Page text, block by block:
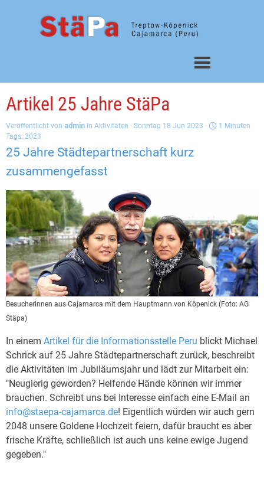
Menü überspringen
Artikel 25 Jahre StäPa
Veröffentlicht von admin in Aktivitäten · Sonntag 18 Jun 2023 ·
1 Minuten
Tags: 2023
25 Jahre Städtepartnerschaft kurz
zusammengefasst
Besucherinnen aus Cajamarca mit dem Hauptmann von Köpenick (Foto: AG
Stäpa)
In einem Artikel für die Informationsstelle Peru blickt Michael
Schrick auf 25 Jahre Städtepartnerschaft zurück, beschreibt
die Aktivitäten im Jubiläumsjahr und lädt zur Mitarbeit ein:
"Neugierig geworden? Helfende Hände können wir immer
brauchen. Schreibt uns bei Interesse einfach eine E-Mail an
info@staepa-cajamarca.de! Eigentlich würden wir auch gern
2048 unsere Goldene Hochzeit feiern, dafür braucht es aber
frische Kräfte, schließlich ist auch uns keine ewige Jugend
gegeben."